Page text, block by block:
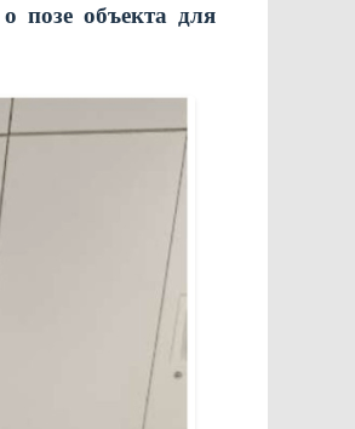
позе объекта для